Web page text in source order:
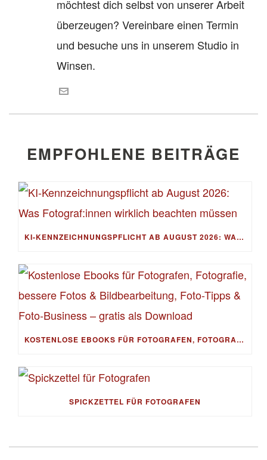
möchtest dich selbst von unserer Arbeit
überzeugen? Vereinbare einen Termin
und besuche uns in unserem Studio in
Winsen.
EMPFOHLENE BEITRÄGE
KI-KENNZEICHNUNGSPFLICHT AB AUGUST 2026: WAS FOTOGRAF:INNEN WIRKLICH BEACHTEN MÜSSEN
KOSTENLOSE EBOOKS FÜR FOTOGRAFEN, FOTOGRAFIE, BESSERE FOTOS & BILDBEARBEITUNG, FOTO-TIPPS & FOTO-BUSINESS – GRATIS ALS DOWNLOAD
SPICKZETTEL FÜR FOTOGRAFEN